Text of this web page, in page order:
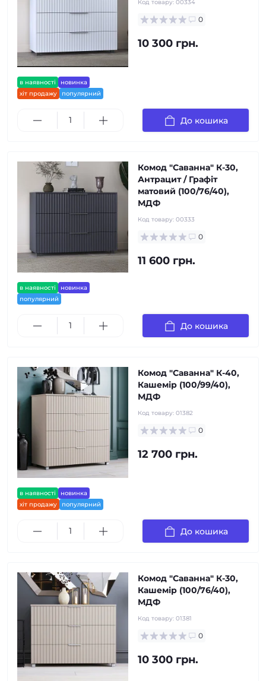
в наявності
новинка
хіт продажу
популярний
Код товару: 00334
0
10 300 грн.
До кошика
в наявності
новинка
популярний
Комод "Саванна" К-30,
Антрацит / Графіт
матовий (100/76/40),
МДФ
Код товару: 00333
0
11 600 грн.
До кошика
в наявності
новинка
хіт продажу
популярний
Комод "Саванна" К-40,
Кашемір (100/99/40),
МДФ
Код товару: 01382
0
12 700 грн.
До кошика
Комод "Саванна" К-30,
Кашемір (100/76/40),
МДФ
Код товару: 01381
0
10 300 грн.